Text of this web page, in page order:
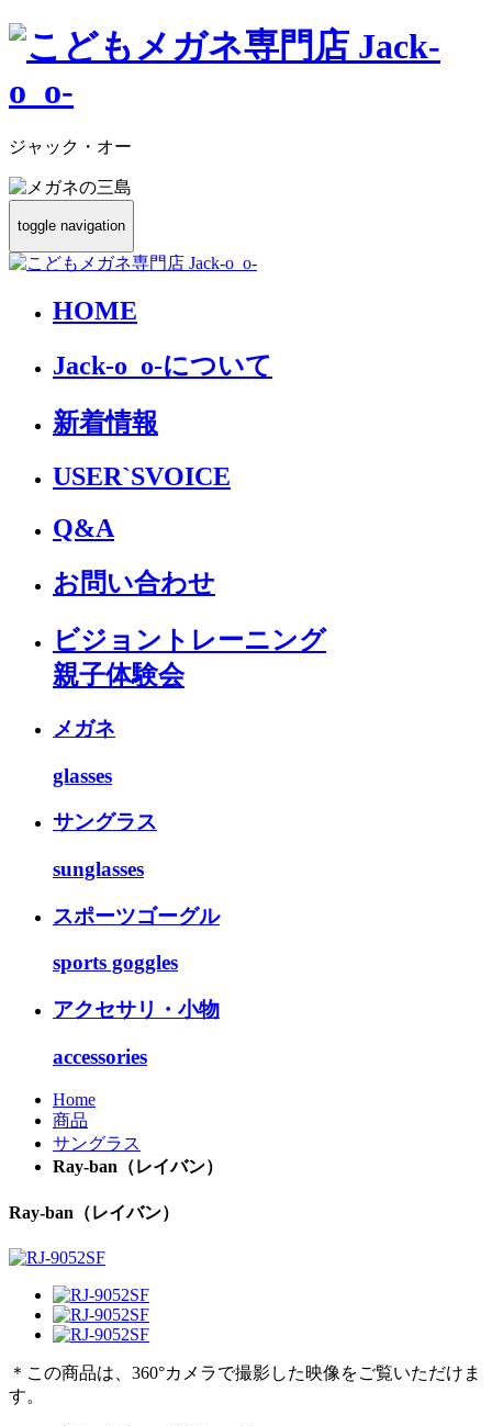
ジャック・オー
toggle navigation
HOME
Jack-o_o-について
新着情報
USER`SVOICE
Q&A
お問い合わせ
ビジョントレーニング
親子体験会
メガネ
glasses
サングラス
sunglasses
スポーツゴーグル
sports goggles
アクセサリ・小物
accessories
Home
商品
サングラス
Ray-ban（レイバン）
Ray-ban（レイバン）
＊この商品は、360°カメラで撮影した映像をご覧いただけま
す。